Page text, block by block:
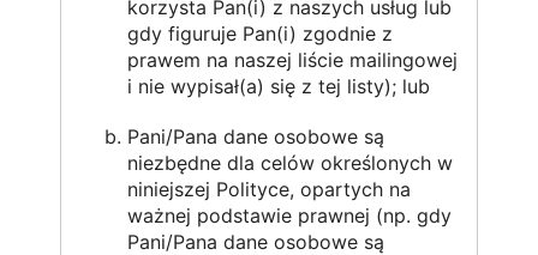
korzysta Pan(i) z naszych usług lub
gdy figuruje Pan(i) zgodnie z
prawem na naszej liście mailingowej
i nie wypisał(a) się z tej listy); lub
Pani/Pana dane osobowe są
niezbędne dla celów określonych w
niniejszej Polityce, opartych na
ważnej podstawie prawnej (np. gdy
Pani/Pana dane osobowe są